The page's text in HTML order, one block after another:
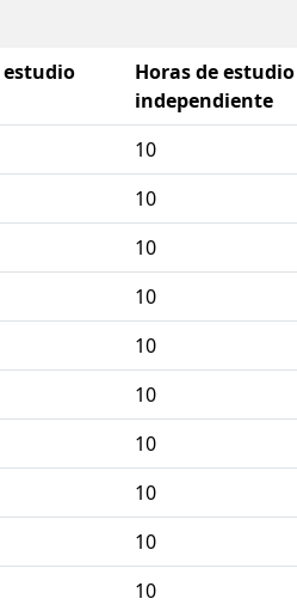
estudio
Horas de estudio
independiente
10
10
10
10
10
10
10
10
10
10